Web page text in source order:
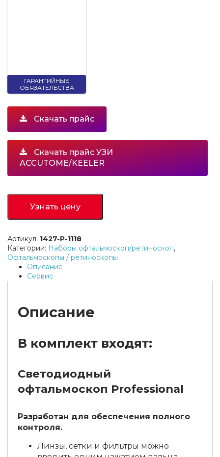
ГАРАНТИЙНЫЕ
ОБЯЗАТЕЛЬСТВА
Скачать прайс
Скачать прайс УЗИ
ACCUTOME/KEELER
Узнать цену
Артикул: 1427-P-1118
Категории: Наборы офтальмоскоп/ретиноскоп,
Офтальмоскопы / ретиноскопы
Описание
Сервис
Описание
В комплект входят:
Cветодиодный
офтальмоскоп Professional
Разработан для обеспечения полного
контроля.
Линзы, сетки и фильтры можно